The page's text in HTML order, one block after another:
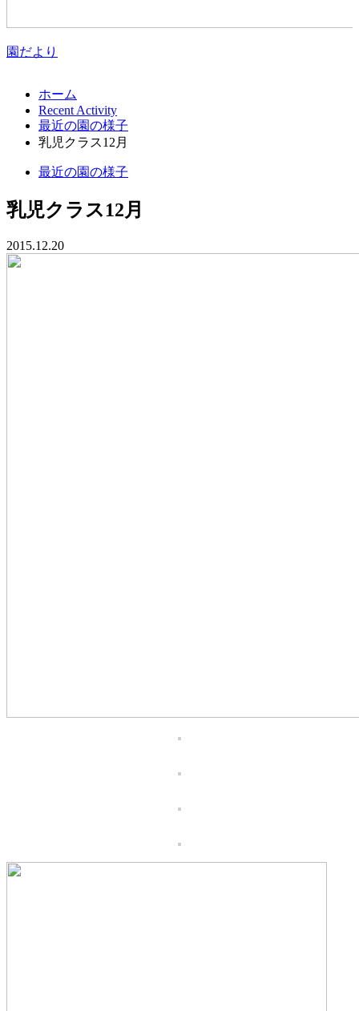
園だより
ホーム
Recent Activity
最近の園の様子
乳児クラス12月
最近の園の様子
乳児クラス12月
2015.12.20